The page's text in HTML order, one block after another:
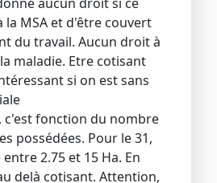
la MSA et d'être couvert
du travail. Aucun droit à
maladie. Etre cotisant
si on est sans
c'est fonction du nombre
possédées. Pour le 31,
2.75 et 15 Ha. En
delà cotisant. Attention,